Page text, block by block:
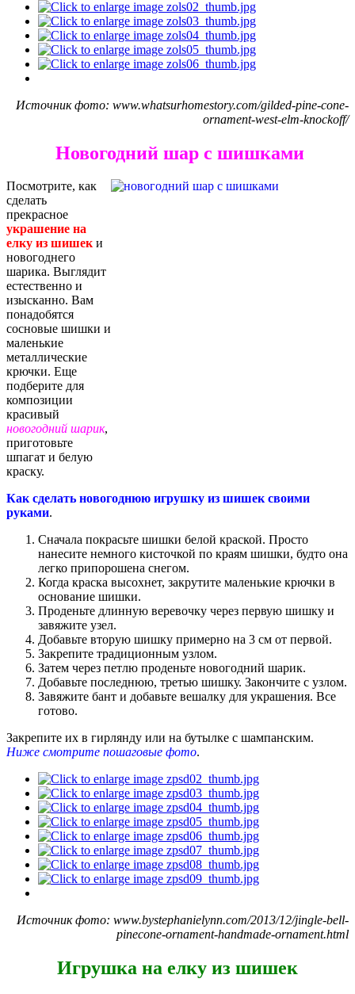
Источник фото: www.whatsurhomestory.com/gilded-pine-cone-
ornament-west-elm-knockoff/
Новогодний шар с шишками
Посмотрите, как
сделать
прекрасное
украшение на
елку из шишеки
новогоднего
шарика. Выглядит
естественно и
изысканно. Вам
понадобятся
сосновые шишки и
маленькие
металлические
крючки. Еще
подберите для
композиции
красивый
новогодний шарик,
приготовьте
шпагат и белую
краску.
Как сделать новогоднюю игрушку из шишек своими
руками.
Сначала покрасьте шишки белой краской. Просто
нанесите немного кисточкой по краям шишки, будто она
легко припорошена снегом.
Когда краска высохнет, закрутите маленькие крючки в
основание шишки.
Проденьте длинную веревочку через первую шишку и
завяжите узел.
Добавьте вторую шишку примерно на 3 см от первой.
Закрепите традиционным узлом.
Затем через петлю проденьте новогодний шарик.
Добавьте последнюю, третью шишку. Закончите с узлом.
Завяжите бант и добавьте вешалку для украшения. Все
готово.
Закрепите их в гирлянду или на бутылке с шампанским.
Ниже смотрите пошаговые фото.
Источник фото: www.bystephanielynn.com/2013/12/jingle-bell-
pinecone-ornament-handmade-ornament.html
Игрушка на елку из шишек